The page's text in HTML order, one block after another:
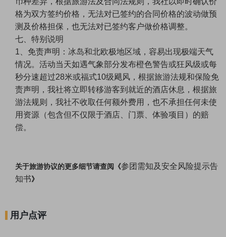
格为双方签约价格，无法对已签约的合同价格的波动做预
测及价格担保，也无法对已签约客户做价格调整。
七、特别说明
1、免责声明：冰岛和北欧极地区域，容易出现极端天气
情况。活动当天如遇气象部分发布橙色警告或狂风级或每
秒分速超过28米或福式10级飓风，根据旅游法规和保险免
责声明，我社将立即转移游客到就近的酒店休息，根据旅
游法规则，我社不收取任何额外费用，也不承担任何未使
用资源（包含但不仅限于酒店、门票、体验项目）的赔
偿。
关于旅游协议的更多细节请查阅《参团需知及安全风险提示告
知书》
用户点评